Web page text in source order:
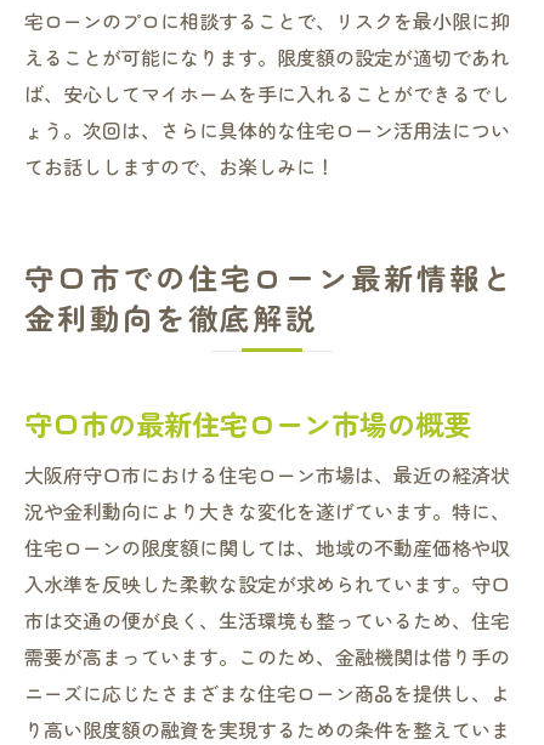
宅ローンのプロに相談することで、リスクを最小限に抑
えることが可能になります。限度額の設定が適切であれ
ば、安心してマイホームを手に入れることができるでし
ょう。次回は、さらに具体的な住宅ローン活用法につい
てお話ししますので、お楽しみに！
守口市での住宅ローン最新情報と
金利動向を徹底解説
守口市の最新住宅ローン市場の概要
大阪府守口市における住宅ローン市場は、最近の経済状
況や金利動向により大きな変化を遂げています。特に、
住宅ローンの限度額に関しては、地域の不動産価格や収
入水準を反映した柔軟な設定が求められています。守口
市は交通の便が良く、生活環境も整っているため、住宅
需要が高まっています。このため、金融機関は借り手の
ニーズに応じたさまざまな住宅ローン商品を提供し、よ
り高い限度額の融資を実現するための条件を整えていま